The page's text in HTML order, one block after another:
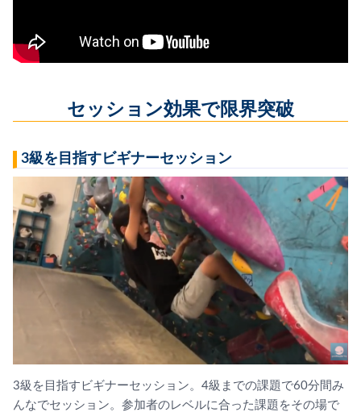
セッション効果で限界突破
3級を目指すビギナーセッション
3級を目指すビギナーセッション。4級までの課題で60分間み
んなでセッション。参加者のレベルに合った課題をその場で